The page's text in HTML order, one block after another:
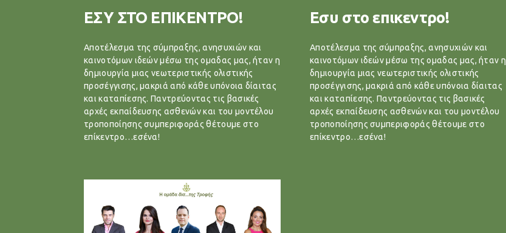
ΕΣΥ ΣΤΟ ΕΠΙΚΕΝΤΡΟ!
Αποτέλεσμα της σύμπραξης, ανησυχιών και
καινοτόμων ιδεών μέσω της ομαδας μας, ήταν η
δημιουργία μιας νεωτεριστικής ολιστικής
προσέγγισης, μακριά από κάθε υπόνοια δίαιτας
και καταπίεσης. Παντρεύοντας τις βασικές
αρχές εκπαίδευσης ασθενών και του μοντέλου
τροποποίησης συμπεριφοράς θέτουμε στο
επίκεντρο…εσένα!
Εσυ στο επικεντρο!
Αποτέλεσμα της σύμπραξης, ανησυχιών και
καινοτόμων ιδεών μέσω της ομαδας μας, ήταν η
δημιουργία μιας νεωτεριστικής ολιστικής
προσέγγισης, μακριά από κάθε υπόνοια δίαιτας
και καταπίεσης. Παντρεύοντας τις βασικές
αρχές εκπαίδευσης ασθενών και του μοντέλου
τροποποίησης συμπεριφοράς θέτουμε στο
επίκεντρο…εσένα!